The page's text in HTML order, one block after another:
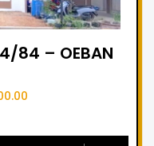
84 – OEBAN